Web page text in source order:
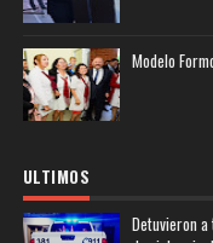
Modelo
ULTIMOS
Detuvieron